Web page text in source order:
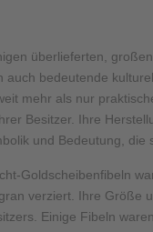
überlieferten,
auch bedeutende
mehr als nur
Besitzer. Ihre
und Bedeutung, die
Goldscheibenfibeln
verziert. Ihre Größe
Einige Fibeln